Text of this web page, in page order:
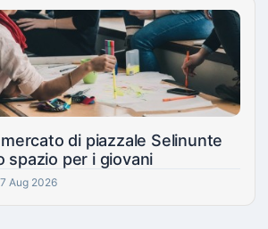
di piazzale Selinunte
spazio per i giovani
Aug 2026